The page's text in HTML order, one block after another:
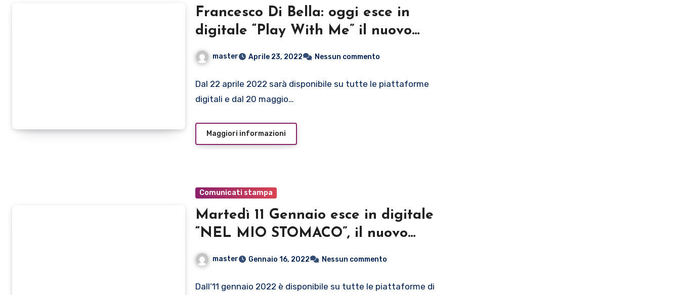
Francesco Di Bella: oggi esce in
digitale “Play With Me” il nuovo
album
master Aprile 23, 2022 Nessun commento
Dal 22 aprile 2022 sarà disponibile su tutte le piattaforme
digitali e dal 20 maggio…
Maggiori informazioni
Comunicati stampa
Martedì 11 Gennaio esce in digitale
“NEL MIO STOMACO”, il nuovo
album di GIULIA PRATELLI
master Gennaio 16, 2022 Nessun commento
Dall’11 gennaio 2022 è disponibile su tutte le piattaforme di